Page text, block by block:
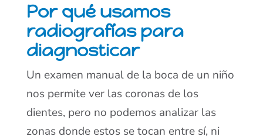
Por qué usamos
radiografías para
diagnosticar
Un examen manual de la boca de un niño
nos permite ver las coronas de los
dientes, pero no podemos analizar las
zonas donde estos se tocan entre sí, ni